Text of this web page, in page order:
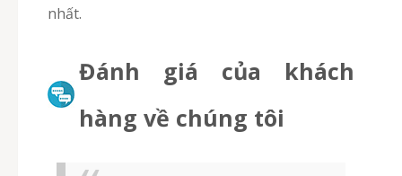
nhất.
Đánh giá của khách
hàng về chúng tôi